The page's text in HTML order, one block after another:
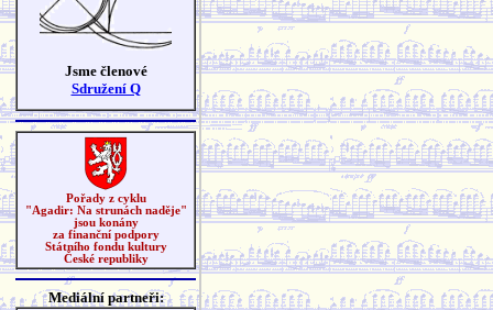
Jsme členové
Sdružení Q
Pořady z cyklu
"Agadir: Na strunách naděje"
jsou konány
za finanční podpory
Státního fondu kultury
České republiky
Mediální partneři: